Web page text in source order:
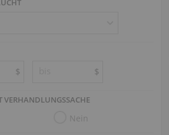
$ $
VERHANDLUNGSSACHE
Nein